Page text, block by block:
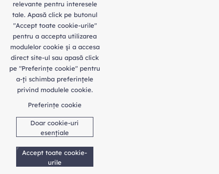
relevante pentru interesele
tale. Apasă click pe butonul
"Accept toate cookie-urile"
pentru a accepta utilizarea
modulelor cookie şi a accesa
direct site-ul sau apasă click
pe "Preferințe cookie" pentru
a-ţi schimba preferinţele
privind modulele cookie.
Preferințe cookie
Doar cookie-uri
esențiale
Accept toate cookie-
urile